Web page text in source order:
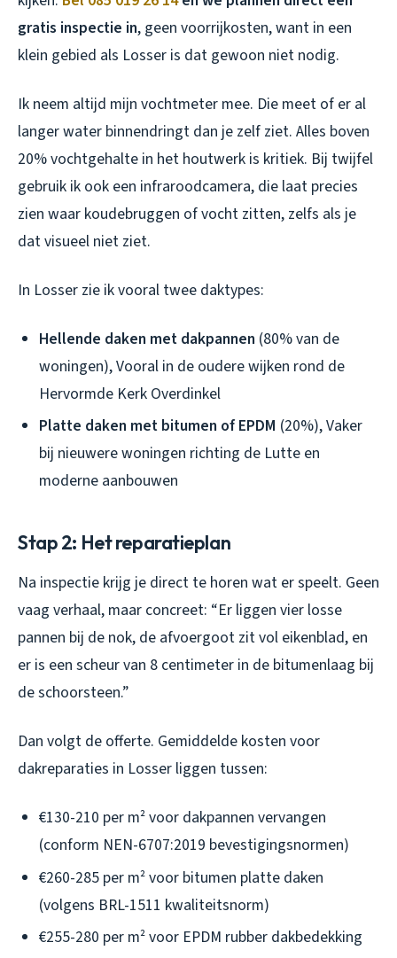
gratis inspectie in, geen voorrijkosten, want in een
klein gebied als Losser is dat gewoon niet nodig.
Ik neem altijd mijn vochtmeter mee. Die meet of er al
langer water binnendringt dan je zelf ziet. Alles boven
20% vochtgehalte in het houtwerk is kritiek. Bij twijfel
gebruik ik ook een infraroodcamera, die laat precies
zien waar koudebruggen of vocht zitten, zelfs als je
dat visueel niet ziet.
In Losser zie ik vooral twee daktypes:
Hellende daken met dakpannen (80% van de
woningen), Vooral in de oudere wijken rond de
Hervormde Kerk Overdinkel
Platte daken met bitumen of EPDM (20%), Vaker
bij nieuwere woningen richting de Lutte en
moderne aanbouwen
Stap 2: Het reparatieplan
Na inspectie krijg je direct te horen wat er speelt. Geen
vaag verhaal, maar concreet: “Er liggen vier losse
pannen bij de nok, de afvoergoot zit vol eikenblad, en
er is een scheur van 8 centimeter in de bitumenlaag bij
de schoorsteen.”
Dan volgt de offerte. Gemiddelde kosten voor
dakreparaties in Losser liggen tussen:
€130-210 per m² voor dakpannen vervangen
(conform NEN-6707:2019 bevestigingsnormen)
€260-285 per m² voor bitumen platte daken
(volgens BRL-1511 kwaliteitsnorm)
€255-280 per m² voor EPDM rubber dakbedekking